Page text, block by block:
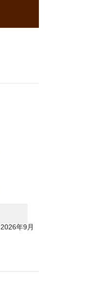
2026年9月